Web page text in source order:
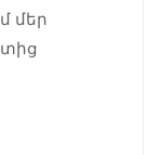
մեր